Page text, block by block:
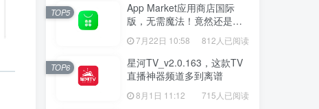
App Market应用商店国际
版，无需魔法！竟然还是大
厂出品？
7月22日 10:58 812人已阅读
TOP5
星河TV_v2.0.163，这款TV
直播神器频道多到离谱
8月1日 11:12 715人已阅读
TOP6